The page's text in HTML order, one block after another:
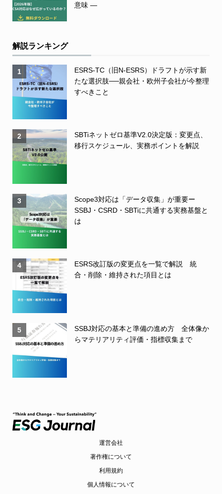
意味 ―
解説ランキング
1
ESRS-TC（旧N-ESRS）ドラフトが示す新
たな選択肢──親会社・欧州子会社が今整理
すべきこと
2
SBTiネットゼロ基準V2.0決定版：変更点、
移行スケジュール、実務ポイントを解説
3
Scope3対応は「データ収集」が重要ー
SSBJ・CSRD・SBTiに共通する実務基盤と
は
4
ESRS改訂版の変更点を一覧で解説 統
合・削除・維持された項目とは
5
SSBJ対応の基本と準備の進め方 全体像か
らマテリアリティ評価・指標収集まで
運営会社
著作権について
利用規約
個人情報について